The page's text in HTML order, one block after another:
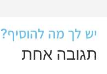
יש לך מה להוסיף?
תגובה אחת